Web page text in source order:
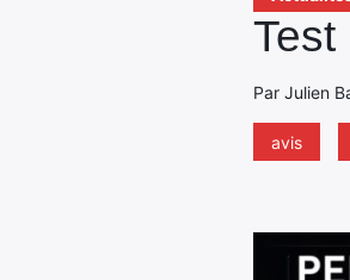
Test
Par Julien
avis